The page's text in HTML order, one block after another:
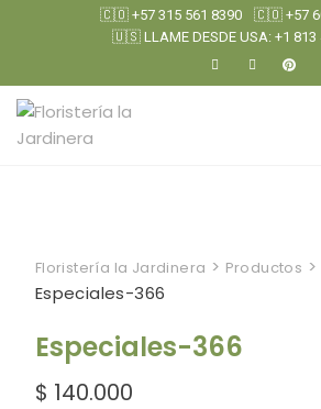
🇨🇴 +57 315 561 8390
🇨🇴 +57
🇺🇸 LLAME DESDE USA: +1 813
Floristería la Jardinera > Productos >
Especiales-366
Especiales-366
$ 140.000